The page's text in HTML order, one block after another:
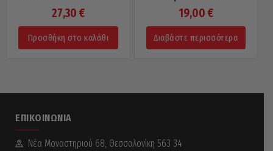
27,30 €
Προσθήκη στο καλάθι
19,00 €
Διαβάστε περισσότερα
ΕΠΙΚΟΙΝΩΝΊΑ
Νέα Mοναστηριού 68, Θεσσαλονίκη 563 34